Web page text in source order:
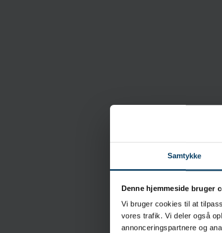
Samtykke
Denne hjemmeside bruger
Vi bruger cookies til at
vores trafik. Vi deler også
annonceringspartnere og
Rengøring og
designet med fokus
dekontaminere.
De 100%
absorberende og
forhåndsindsatte